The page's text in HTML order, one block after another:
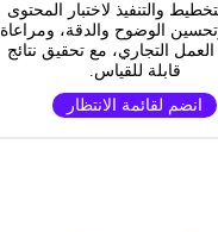
والتنفيذ لاختبار المحتوى
الوضوح والدقة، ومراعاة
التجاري، مع تحقيق نتائج
قابلة للقياس.
انضم لقائمة الانتظار